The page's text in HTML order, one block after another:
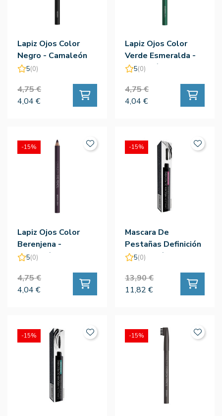
Lapiz Ojos Color
Negro - Camaleón
5(0)
4,75 €
4,04 €
Lapiz Ojos Color
Verde Esmeralda -
Camaleón
5(0)
4,75 €
4,04 €
Lapiz Ojos Color
Berenjena -
Camaleón
5(0)
4,75 €
4,04 €
-15%
Mascara De
Pestañas Definición
- Camaleón
5(0)
13,90 €
11,82 €
-15%
-15% -15%